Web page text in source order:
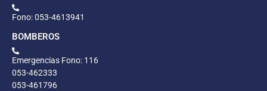
Fono: 053-4613941
BOMBEROS
Emergencias Fono: 116
053-462333
053-461796